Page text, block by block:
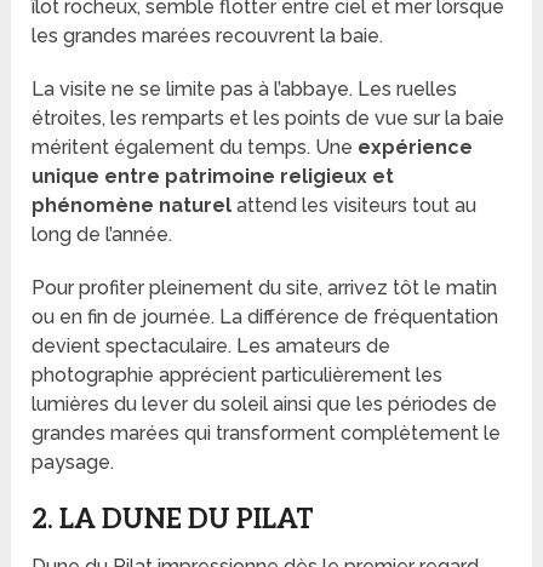
îlot rocheux, semble flotter entre ciel et mer lorsque
les grandes marées recouvrent la baie.
La visite ne se limite pas à l’abbaye. Les ruelles
étroites, les remparts et les points de vue sur la baie
méritent également du temps. Une expérience
unique entre patrimoine religieux et
phénomène naturel attend les visiteurs tout au
long de l’année.
Pour profiter pleinement du site, arrivez tôt le matin
ou en fin de journée. La différence de fréquentation
devient spectaculaire. Les amateurs de
photographie apprécient particulièrement les
lumières du lever du soleil ainsi que les périodes de
grandes marées qui transforment complètement le
paysage.
2. LA DUNE DU PILAT